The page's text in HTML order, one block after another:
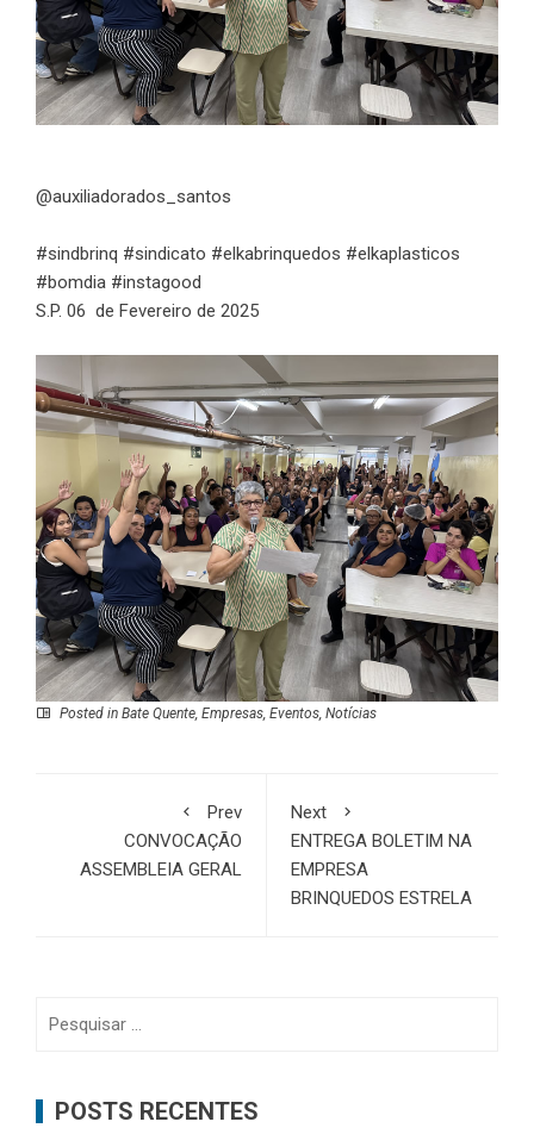
@auxiliadorados_santos
#sindbrinq #sindicato #elkabrinquedos #elkaplasticos
#bomdia #instagood
S.P. 06 de Fevereiro de 2025
Posted in Bate Quente, Empresas, Eventos, Notícias
Prev
CONVOCAÇÃO
ASSEMBLEIA GERAL
Next
ENTREGA BOLETIM NA
EMPRESA
BRINQUEDOS ESTRELA
POSTS RECENTES